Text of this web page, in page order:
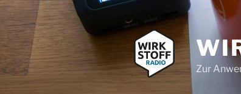
Zum
Inhalt
springen
Zur